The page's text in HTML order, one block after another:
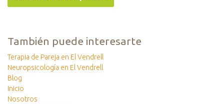
También puede interesarte
Terapia de Pareja en El Vendrell
Neuropsicología en El Vendrell
Blog
Inicio
Nosotros